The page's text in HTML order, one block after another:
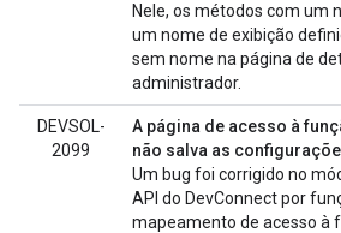
Nele, os métodos com um
um nome de exibição
sem nome na página de
administrador.
DEVSOL-
2099
A página de acesso à
não salva as
Um bug foi corrigido no
API do DevConnect por
mapeamento de acesso à